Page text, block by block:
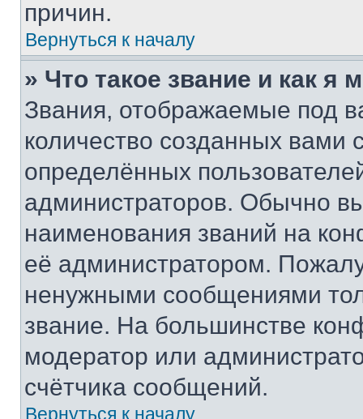
причин.
Вернуться к началу
» Что такое звание и как я
Звания, отображаемые под
количество созданных
определённых
администраторов. Обычно
наименования званий на
её администратором.
ненужными сообщениями
звание. На большинстве
модератор или
счётчика сообщений.
Вернуться к началу